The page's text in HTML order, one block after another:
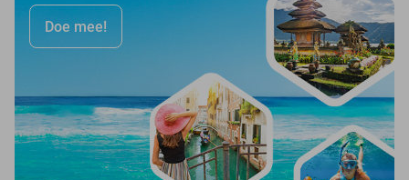
Doe mee!